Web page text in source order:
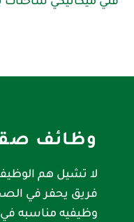
وظائف
لا تشيل هم
فريق يحفر في
وظيفيه مناسبه